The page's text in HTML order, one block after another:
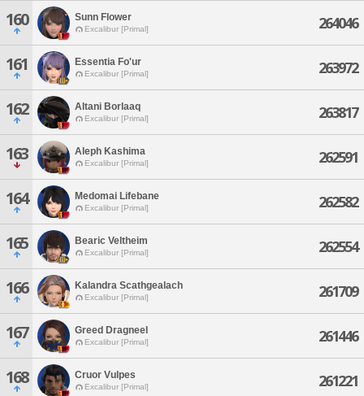
160 Sunn Flower
Excalibur [Primal] 264046
161 Essentia Fo'ur
Excalibur [Primal] 263972
162 Altani Borlaaq
Excalibur [Primal] 263817
163 Aleph Kashima
Excalibur [Primal] 262591
164 Medomai Lifebane
Excalibur [Primal] 262582
165 Bearic Veltheim
Excalibur [Primal] 262554
166 Kalandra Scathgealach
Excalibur [Primal] 261709
167 Greed Dragneel
Excalibur [Primal] 261446
168 Cruor Vulpes
Excalibur [Primal] 261221